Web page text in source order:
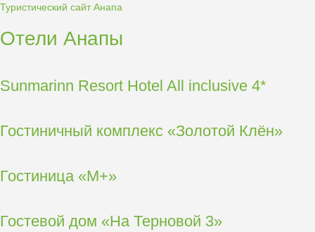
Туристический сайт Анапа
Отели Анапы
Sunmarinn Resort Hotel All inclusive 4*
Гостиничный комплекс «Золотой Клён»
Гостиница «М+»
Гостевой дом «На Терновой 3»